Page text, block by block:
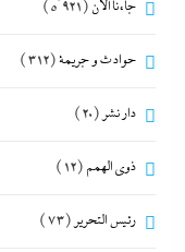
جاءنا الآن (5٬921)
حوادث و جريمة(312)
دار نشر (20)
ذوى الهمم (12)
رئيس التحرير (73)